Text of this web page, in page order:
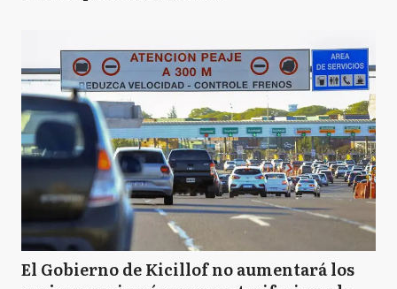
El Gobierno de Kicillof no aumentará los